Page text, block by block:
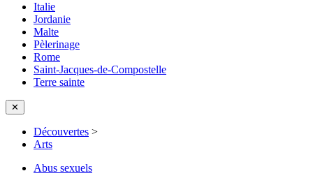
Italie
Jordanie
Malte
Pèlerinage
Rome
Saint-Jacques-de-Compostelle
Terre sainte
✕
Découvertes >
Arts
Abus sexuels